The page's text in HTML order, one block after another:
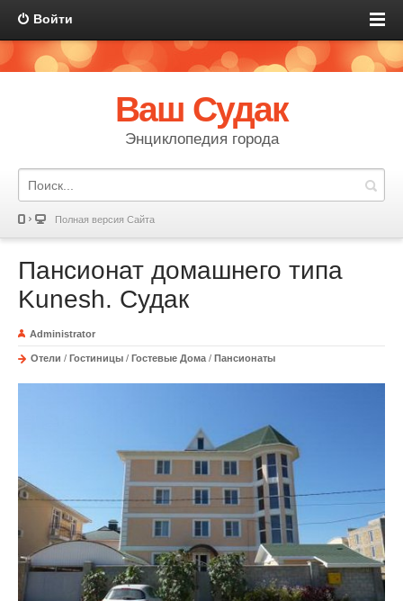
Войти
Ваш Судак
Энциклопедия города
Полная версия Сайта
Пансионат домашнего типа
Kunesh. Судак
Administrator
Отели / Гостиницы / Гостевые Дома / Пансионаты